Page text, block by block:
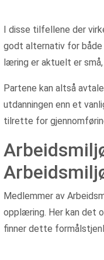
I disse tilfellene der
godt alternativ for både
læring er aktuelt er
Partene kan altså
utdanningen enn et
tilrette for
Medlemmer av
opplæring. Her kan det
finner dette